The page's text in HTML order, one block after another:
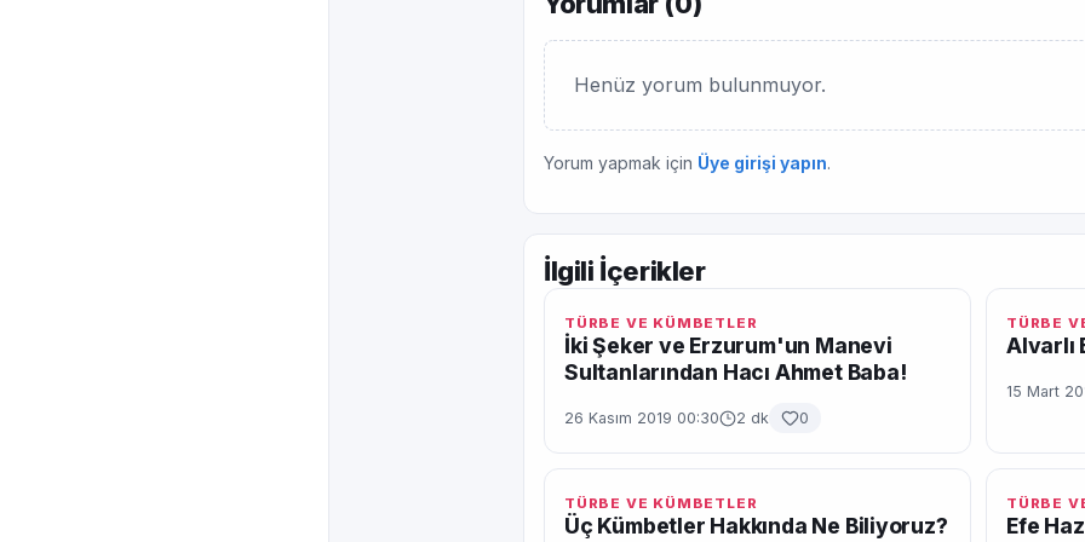
Henüz yorum bulunmuyor.
Yorum yapmak için Üye girişi yapın.
İlgili İçerikler
TÜRBE VE KÜMBETLER
İki Şeker ve Erzurum'un Manevi
Sultanlarından Hacı Ahmet Baba!
26 Kasım 2019 00:30 2 dk 0
TÜRBE
Alvarlı
15 Mart
TÜRBE VE KÜMBETLER
Üç Kümbetler Hakkında Ne Biliyoruz?
TÜRBE
Efe